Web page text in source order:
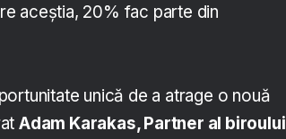
aceștia, 20% fac parte din
unică de a atrage o nouă
Adam Karakas, Partner al biroului